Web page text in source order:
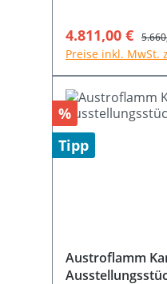
Verkaufspreis:
4.811,00 €
Preise inkl. MwSt.
Rabatt
%
Tipp
Austroflamm